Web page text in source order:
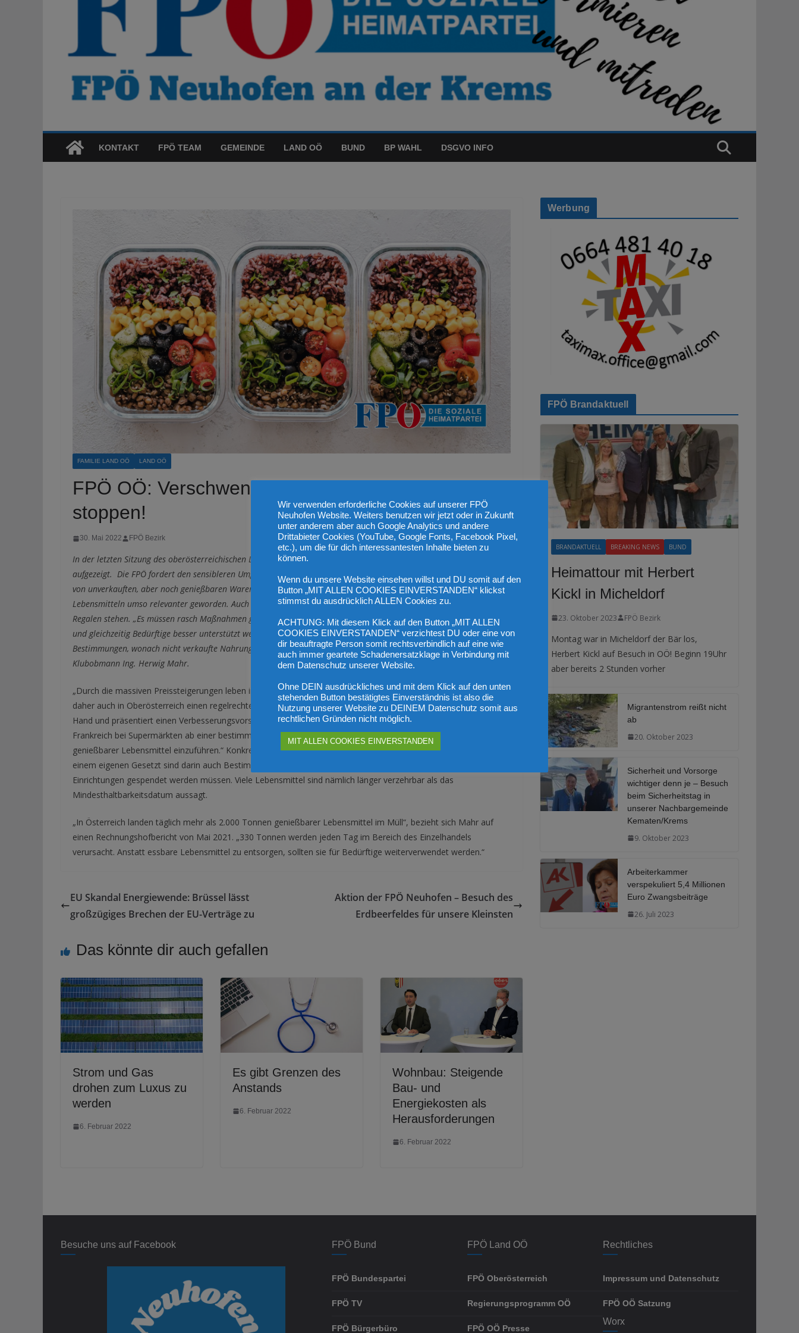
KONTAKT FPÖ TEAM GEMEINDE LAND OÖ BUND BP WAHL DSGVO INFO
FAMILIE LAND OÖ LAND OÖ
FPÖ OÖ: Verschwendung von Lebensmittel
stoppen!
30. Mai 2022 FPÖ Bezirk
In der letzten Sitzung des oberösterreichischen Landtags wurde von der FPÖ das Thema Lebensmittelverschwendung
aufgezeigt. Die FPÖ fordert den sensibleren Umgang mit Lebensmittel im Einzelhandel und die verpflichtende Abgabe
von unverkauften, aber noch genießbaren Waren. Angesichts der Teuerungskrise ist ein sensiblerer Umgang mit
Lebensmitteln umso relevanter geworden. Auch weil Bedürftige in Sozialmärkten inzwischen oftmals vor leeren
Regalen stehen. „Es müssen rasch Maßnahmen getroffen werden, wodurch die Lebensmittelverschwendung verringert
und gleichzeitig Bedürftige besser unterstützt werden. Dabei könnte Frankreich ein Vorbild sein. Dort gibt es
Bestimmungen, wonach nicht verkaufte Nahrungsmittel an soziale Einrichtungen gespendet werden müssen“, so FPÖ-
Klubobmann Ing. Herwig Mahr.
„Durch die massiven Preissteigerungen leben immer mehr Menschen an der Armutsgrenze. Sozialmärkte erleben
daher auch in Oberösterreich einen regelrechten Ansturm“, schildert Klubobmann Mahr Erzählungen aus erster
Hand und präsentiert einen Verbesserungsvorschlag: „Es wäre überlegenswert, ähnlich dem „Garot“-Gesetz aus
Frankreich bei Supermärkten ab einer bestimmten Größe eine verpflichtende Abgabe unverkaufter, aber noch
genießbarer Lebensmittel einzuführen.“ Konkret gibt es in Frankreich seit einigen Jahren ein Kaskadenmodell. In
einem eigenen Gesetzt sind darin auch Bestimmungen enthalten, dass nicht verkaufte Nahrungsmittel an soziale
Einrichtungen gespendet werden müssen. Viele Lebensmittel sind nämlich länger verzehrbar als das
Mindesthaltbarkeitsdatum aussagt.
„In Österreich landen täglich mehr als 2.000 Tonnen genießbarer Lebensmittel im Müll“, bezieht sich Mahr auf
einen Rechnungshofbericht von Mai 2021. „330 Tonnen werden jeden Tag im Bereich des Einzelhandels
verursacht. Anstatt essbare Lebensmittel zu entsorgen, sollten sie für Bedürftige weiterverwendet werden.“
EU Skandal Energiewende: Brüssel lässt
großzügiges Brechen der EU-Verträge zu
Aktion der FPÖ Neuhofen – Besuch des
Erdbeerfeldes für unsere Kleinsten
Das könnte dir auch gefallen
Strom und Gas
drohen zum Luxus zu
werden
6. Februar 2022
Es gibt Grenzen des
Anstands
6. Februar 2022
Wohnbau: Steigende
Bau- und
Energiekosten als
Herausforderungen
6. Februar 2022
Werbung
FPÖ Brandaktuell
BRANDAKTUELL BREAKING NEWS BUND
Heimattour mit Herbert
Kickl in Micheldorf
23. Oktober 2023 FPÖ Bezirk
Montag war in Micheldorf der Bär los,
Herbert Kickl auf Besuch in OÖ! Beginn 19Uhr
aber bereits 2 Stunden vorher
Migrantenstrom reißt nicht
ab
20. Oktober 2023
Sicherheit und Vorsorge
wichtiger denn je – Besuch
beim Sicherheitstag in
unserer Nachbargemeinde
Kematen/Krems
9. Oktober 2023
Arbeiterkammer
verspekuliert 5,4 Millionen
Euro Zwangsbeiträge
26. Juli 2023
Besuche uns auf Facebook FPÖ Bund
FPÖ Bundespartei
FPÖ TV
FPÖ Bürgerbüro
FPÖ Land OÖ
FPÖ Oberösterreich
Regierungsprogramm OÖ
FPÖ OÖ Presse
Rechtliches
Impressum und Datenschutz
FPÖ OÖ Satzung
Worx
Wir verwenden erforderliche Cookies auf unserer FPÖ
Neuhofen Website. Weiters benutzen wir jetzt oder in Zukunft
unter anderem aber auch Google Analytics und andere
Drittabieter Cookies (YouTube, Google Fonts, Facebook Pixel,
etc.), um die für dich interessantesten Inhalte bieten zu
können.
Wenn du unsere Website einsehen willst und DU somit auf den
Button „MIT ALLEN COOKIES EINVERSTANDEN“ klickst
stimmst du ausdrücklich ALLEN Cookies zu.
ACHTUNG: Mit diesem Klick auf den Button „MIT ALLEN
COOKIES EINVERSTANDEN“ verzichtest DU oder eine von
dir beauftragte Person somit rechtsverbindlich auf eine wie
auch immer geartete Schadenersatzklage in Verbindung mit
dem Datenschutz unserer Website.
Ohne DEIN ausdrückliches und mit dem Klick auf den unten
stehenden Button bestätigtes Einverständnis ist also die
Nutzung unserer Website zu DEINEM Datenschutz somit aus
rechtlichen Gründen nicht möglich.
MIT ALLEN COOKIES EINVERSTANDEN